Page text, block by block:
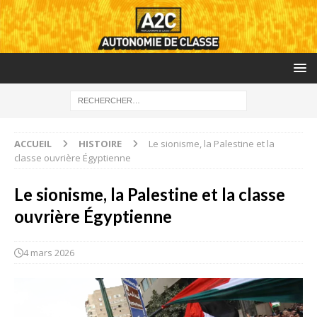
ACCUEIL HISTOIRE
Le sionisme, la Palestine et la
classe ouvrière Égyptienne
Le sionisme, la Palestine et la classe
ouvrière Égyptienne
4 mars 2026